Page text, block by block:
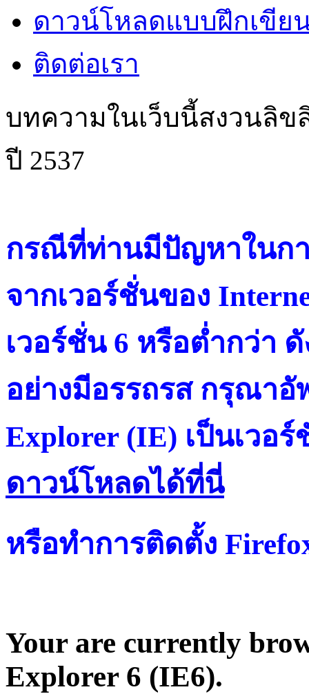
ดาวน์โหลดแบบฝึกเขีย
ติดต่อเรา
บทความในเว็บนี้สงวนลิ
ปี 2537
กรณีที่ท่านมีปัญหาในกา
จากเวอร์ชั่นของ
เวอร์ชั่น 6 หรือต่ำกว่า
อย่างมีอรรถรส กรุณาอั
Explorer (IE) เป็นเวอ
ดาวน์โหลดได้ที่น
หรือทำการติดตั้ง
Your are currently
Explorer 6 (IE6).